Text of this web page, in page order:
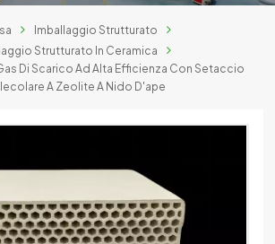
Imballaggio Strutturato
Strutturato In Ceramica
Di Scarico Ad Alta Efficienza Con Setaccio
A Zeolite A Nido D'ape